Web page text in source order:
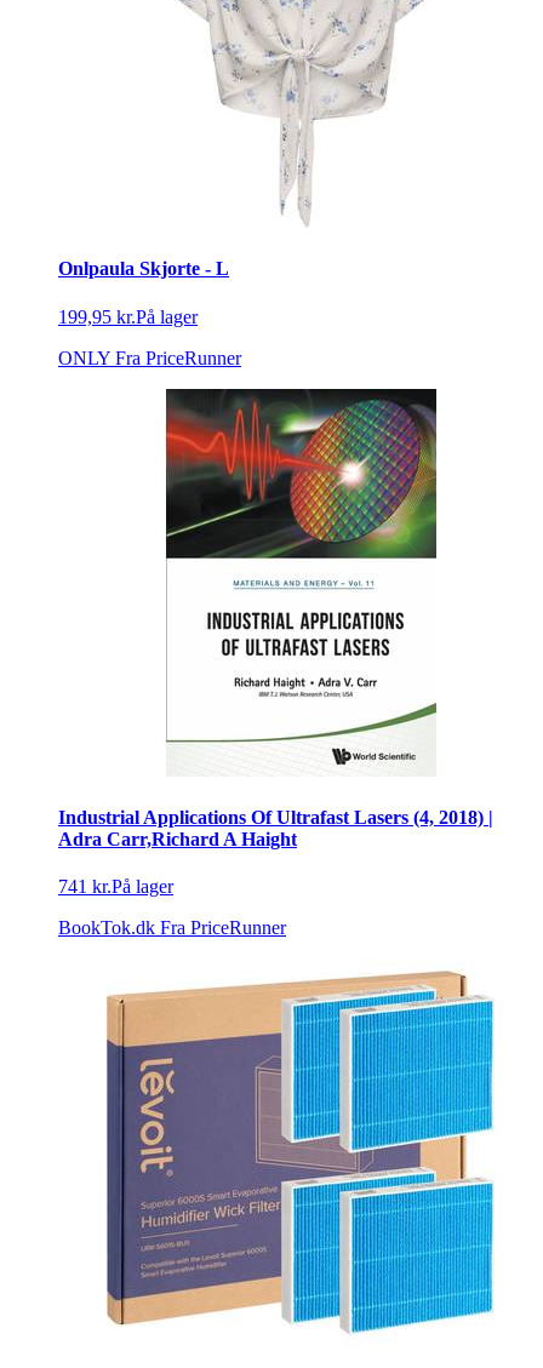
Onlpaula Skjorte - L
199,95 kr.På lager
ONLY Fra PriceRunner
Industrial Applications Of Ultrafast Lasers (4, 2018) |
Adra Carr,Richard A Haight
741 kr.På lager
BookTok.dk Fra PriceRunner